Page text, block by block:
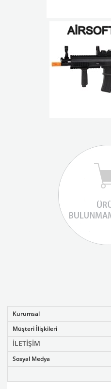
Kurumsal
Müşteri İlişkileri
İLETİŞİM
Sosyal Medya